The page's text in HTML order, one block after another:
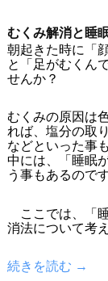
むくみ解消と睡
朝起きた時に「
と「足がむくん
せんか？
むくみの原因は
れば、塩分の取
などといった事
中には、「睡眠
う事もあるのです
ここでは、「
消法について考
続きを読む →